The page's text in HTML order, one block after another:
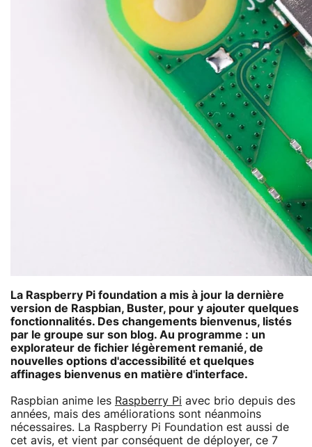
La Raspberry Pi foundation a mis à jour la dernière
version de Raspbian, Buster, pour y ajouter quelques
fonctionnalités. Des changements bienvenus, listés
par le groupe sur son blog. Au programme : un
explorateur de fichier légèrement remanié, de
nouvelles options d'accessibilité et quelques
affinages bienvenus en matière d'interface.
Raspbian anime les Raspberry Pi avec brio depuis des
années, mais des améliorations sont néanmoins
nécessaires. La Raspberry Pi Foundation est aussi de
cet avis, et vient par conséquent de déployer, ce 7